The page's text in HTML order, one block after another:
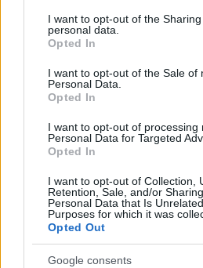
not limited to your visit or usage
grant or deny consent to Google
use your data for below specified
consent section.
I want to opt-out of the
personal data.
Opted In
I want to opt-out of the Sale of
Personal Data.
Opted In
I want to opt-out of processing
Personal Data for Targeted
Opted In
I want to opt-out of Collection,
Retention, Sale, and/or
Personal Data that Is
Purposes for which it was
Opted Out
Google consents
το
Τα
και